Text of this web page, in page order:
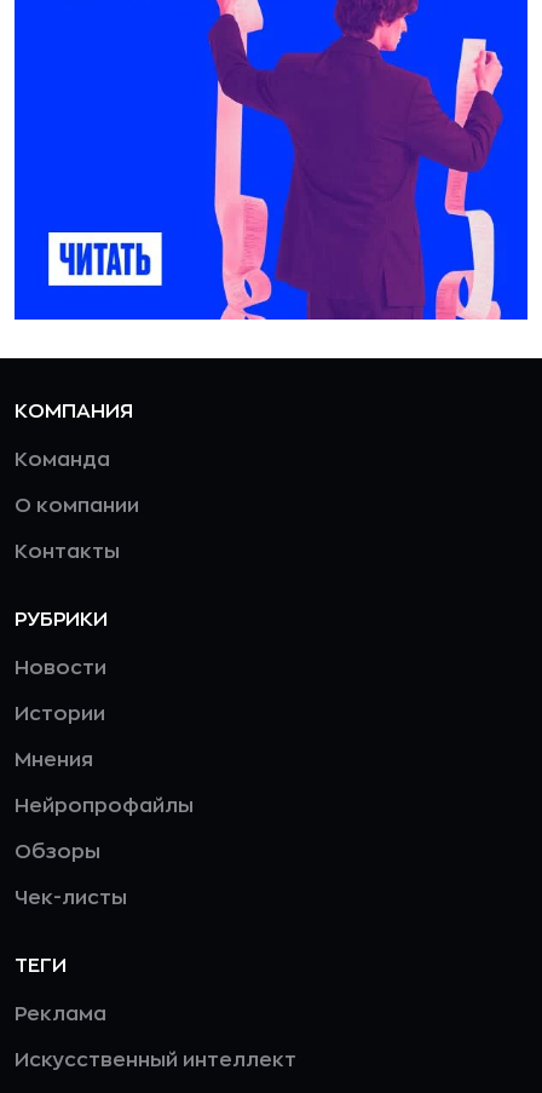
КОМПАНИЯ
Команда
О компании
Контакты
РУБРИКИ
Новости
Истории
Мнения
Нейропрофайлы
Обзоры
Чек-листы
ТЕГИ
Реклама
Искусственный интеллект